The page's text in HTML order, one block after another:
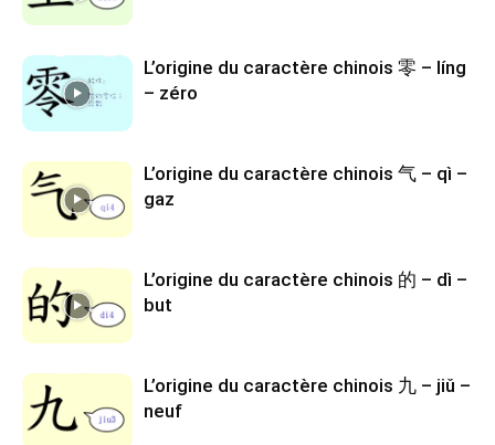
L’origine du caractère chinois 零 – líng
– zéro
L’origine du caractère chinois 气 – qì –
gaz
L’origine du caractère chinois 的 – dì –
but
L’origine du caractère chinois 九 – jiǔ –
neuf